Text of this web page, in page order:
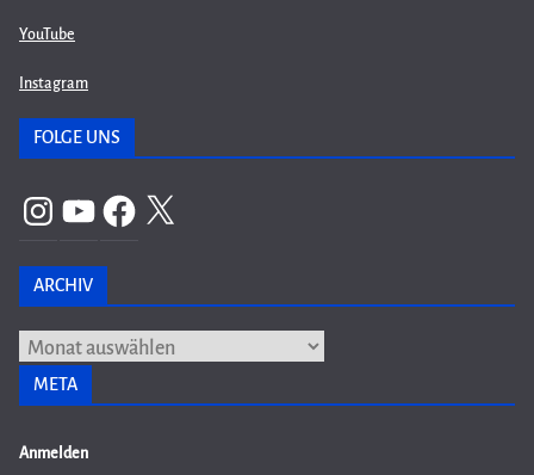
YouTube
Instagram
FOLGE UNS
InstagramYouTubeFacebook
X
ARCHIV
Archiv
META
Anmelden